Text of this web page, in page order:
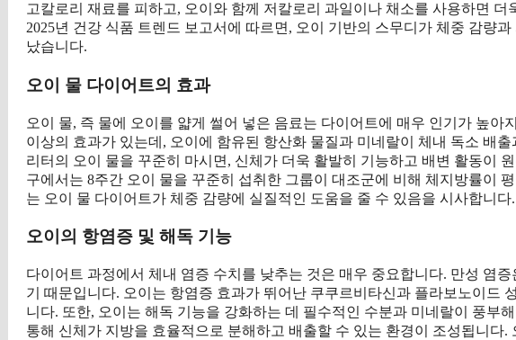
고칼로리 재료를 피하고, 오이와 함께 저칼로리 과일이나 채소를 사용하면
2025년 건강 식품 트렌드 보고서에 따르면, 오이 기반의 스무디가 체중 감량
났습니다.
오이 물 다이어트의 효과
오이 물, 즉 물에 오이를 얇게 썰어 넣은 음료는 다이어트에 매우 인기가 높아
이상의 효과가 있는데, 오이에 함유된 항산화 물질과 미네랄이 체내 독소 배
리터의 오이 물을 꾸준히 마시면, 신체가 더욱 활발히 기능하고 배변 활동이
구에서는 8주간 오이 물을 꾸준히 섭취한 그룹이 대조군에 비해 체지방률이
는 오이 물 다이어트가 체중 감량에 실질적인 도움을 줄 수 있음을 시사합니다.
오이의 항염증 및 해독 기능
다이어트 과정에서 체내 염증 수치를 낮추는 것은 매우 중요합니다. 만성 염
기 때문입니다. 오이는 항염증 효과가 뛰어난 쿠쿠르비타신과 플라보노이드
니다. 또한, 오이는 해독 기능을 강화하는 데 필수적인 수분과 미네랄이 풍부
통해 신체가 지방을 효율적으로 분해하고 배출할 수 있는 환경이 조성됩니다.